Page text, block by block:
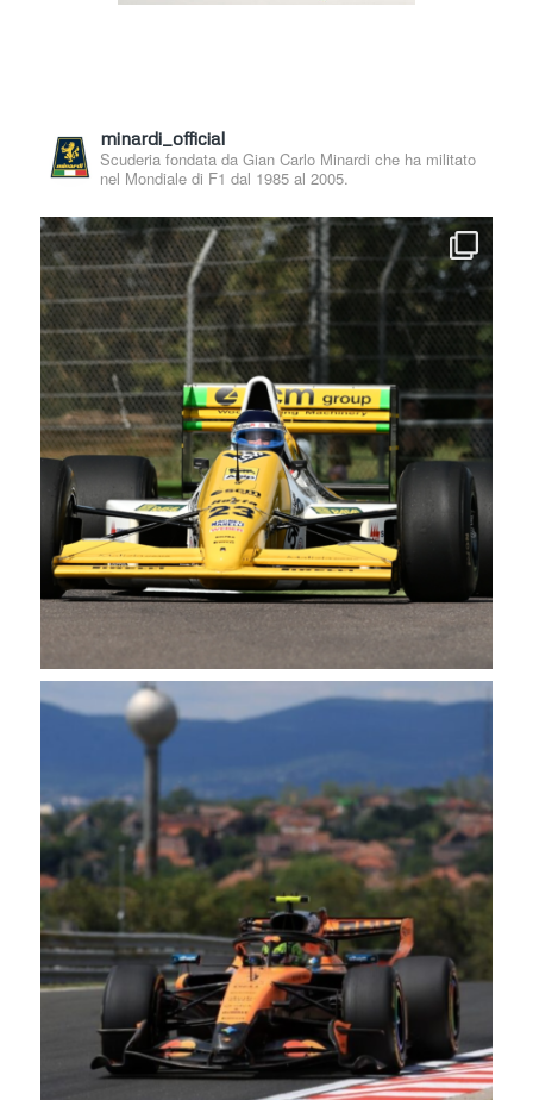
minardi_official
Scuderia fondata da Gian Carlo Minardi che ha militato
nel Mondiale di F1 dal 1985 al 2005.